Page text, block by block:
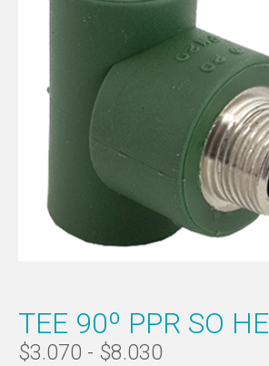
TEE 90º PPR SO HE
$3.070 - $8.030